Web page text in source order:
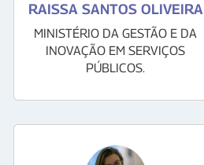
RAISSA SANTOS OLIVEIRA
MINISTÉRIO DA GESTÃO E DA
INOVAÇÃO EM SERVIÇOS
PÚBLICOS.